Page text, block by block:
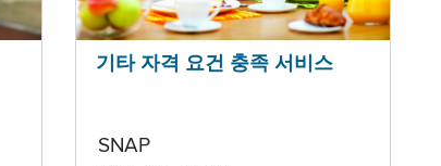
기타 자격 요건 충족 서비스
SNAP